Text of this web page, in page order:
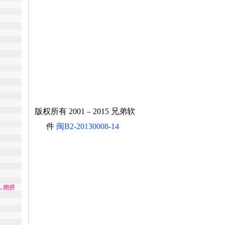
挤
版权所有 2001 – 2015 兄弟软
件 闽B2-20130008-14